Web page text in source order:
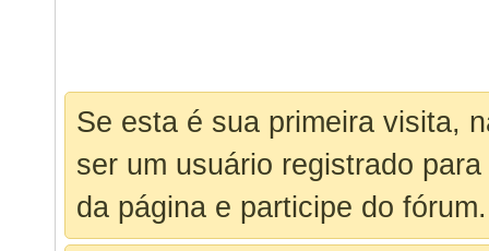
Se esta é sua primeira visita,
ser um usuário registrado
da página e participe do fórum.